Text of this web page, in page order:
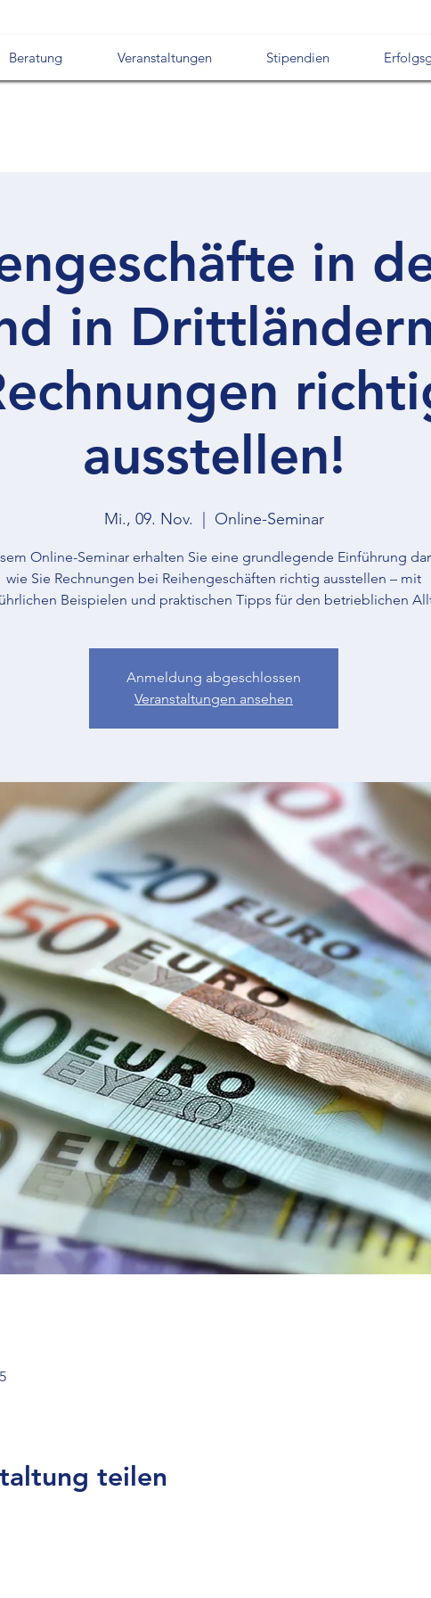
Beratung Veranstaltungen Stipendien
in
in
ausstellen!
Mi., 09. Nov. Online-Seminar
Online-Seminar erhalten Sie eine grundlegende Einführung
wie Sie Rechnungen bei Reihengeschäften richtig ausstellen – mit
Beispielen und praktischen Tipps für den betrieblichen
Anmeldung abgeschlossen
Veranstaltungen ansehen
teilen